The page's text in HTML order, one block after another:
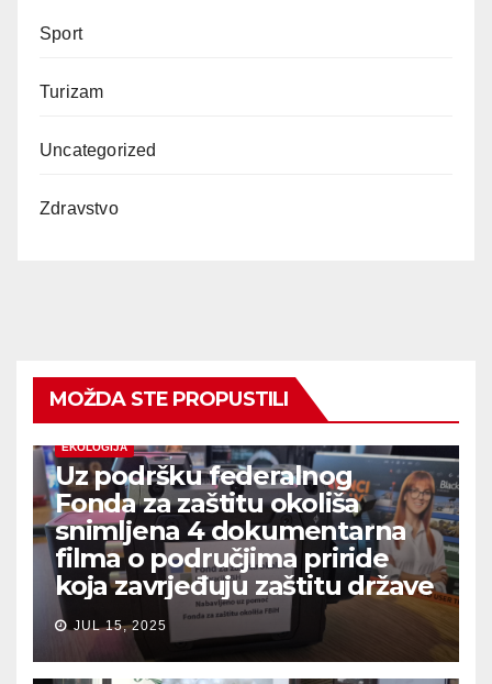
Sport
Turizam
Uncategorized
Zdravstvo
MOŽDA STE PROPUSTILI
EKOLOGIJA
Uz podršku federalnog
Fonda za zaštitu okoliša
snimljena 4 dokumentarna
filma o područjima priride
koja zavrjeđuju zaštitu države
JUL 15, 2025